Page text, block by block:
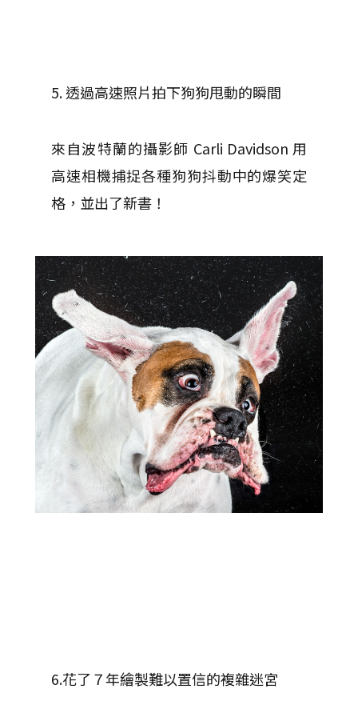
5. 透過高速照片拍下狗狗甩動的瞬間
來自波特蘭的攝影師 Carli Davidson 用
高速相機捕捉各種狗狗抖動中的爆笑定
格，並出了新書！
6.花了７年繪製難以置信的複雜迷宮